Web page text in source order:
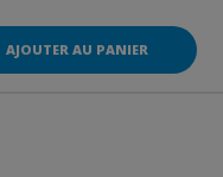
AJOUTER AU PANIER